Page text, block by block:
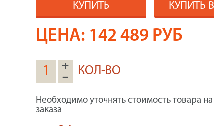
КУПИТЬ КУПИТЬ
ЦЕНА: 142 489 РУБ
+
–
КОЛ-ВО
Необходимо уточнять стоимость товара
заказа